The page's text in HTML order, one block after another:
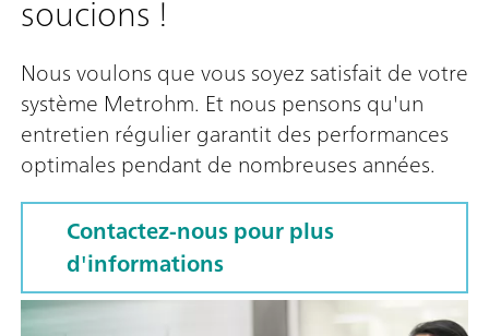
soucions !
Nous voulons que vous soyez satisfait de votre
système Metrohm. Et nous pensons qu'un
entretien régulier garantit des performances
optimales pendant de nombreuses années.
Contactez-nous pour plus
d'informations